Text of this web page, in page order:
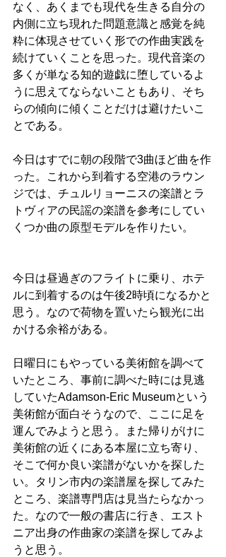
なく、あくまでも現代を生きる自分の
内側に立ち現れた問題意識と感覚を純
粋に体現させていく形での作曲実践を
続けていくことを思った。現代音楽の
多くが単なる知的遊戯に堕しているよ
うに思えてならないこともあり、そち
らの傾向に傾くことだけは避けたいこ
とである。
今日はすでに朝の段階で3曲ほど曲を作
った。これから到着する空港のラウン
ジでは、チュルリョーニスの楽譜とラ
トヴィアの民謡の楽譜を参考にしてい
くつか曲の原型モデルを作りたい。
今日は昼過ぎのフライトに乗り、ホテ
ルに到着するのは午後2時頃になるかと
思う。なので荷物を置いたら観光に出
かける余裕がある。
日曜日にもやっている美術館を調べて
いたところ、事前に調べた時には見逃
していたAdamson-Eric Museumという
美術館が面白そうなので、ここに足を
運んでみようと思う。また帰りがけに
美術館の近くにある本屋に立ち寄り、
そこで何か良い楽譜がないかを探した
い。タリン市内の楽譜屋を探してみた
ところ、楽譜専門店は見当たらなかっ
た。なので一般の書店に行き、エスト
ニア出身の作曲家の楽譜を探してみよ
うと思う。